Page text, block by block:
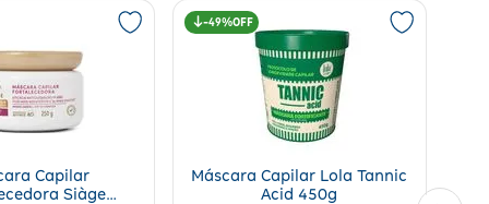
do frizz brilho intenso, deixando os fios mais saudáveis e
e enxágue completamente. Finalize com condicionador
Capilar
Siàge
49%
Máscara Capilar Lola Tannic
Acid 450g